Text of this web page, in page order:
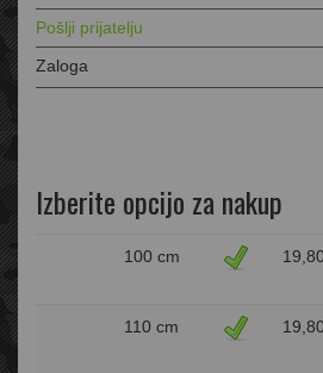
Pošlji prijatelju
Zaloga
Izberite opcijo za nakup
100 cm
110 cm